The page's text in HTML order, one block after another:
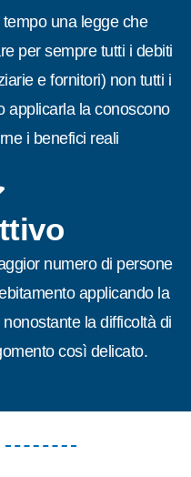
una legge che
per sempre tutti i debiti
e fornitori) non tutti i
applicarla la conoscono
i benefici reali
numero di persone
applicando la
la difficoltà di
così delicato.